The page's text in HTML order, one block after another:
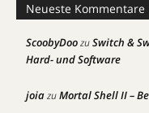
Neueste Kommentare
ScoobyDoozuSwitch &
Hard- und Software
joiazuMortal Shell II –